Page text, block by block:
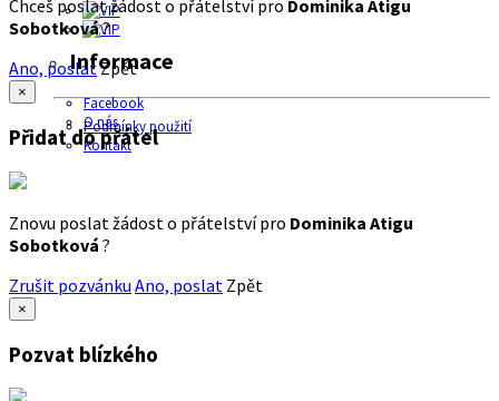
Informace
Facebook
O nás
Podmínky použití
Kontakt
Chceš poslat žádost o přátelství pro Dominika Atigu
Sobotková?
Ano, poslatZpět
×
Přidat do přátel
Znovu poslat žádost o přátelství pro Dominika Atigu
Sobotková ?
Zrušit pozvánku Ano, poslat Zpět
×
Pozvat blízkého